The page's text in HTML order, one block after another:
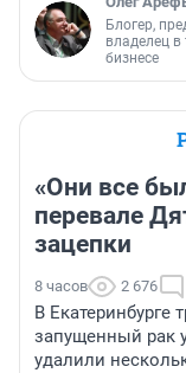
Блогер,
владелец
бизнесе
«Они все
перевале
зацепки
8 часов 2 676
В Екатеринбурге
запущенный рак
удалили